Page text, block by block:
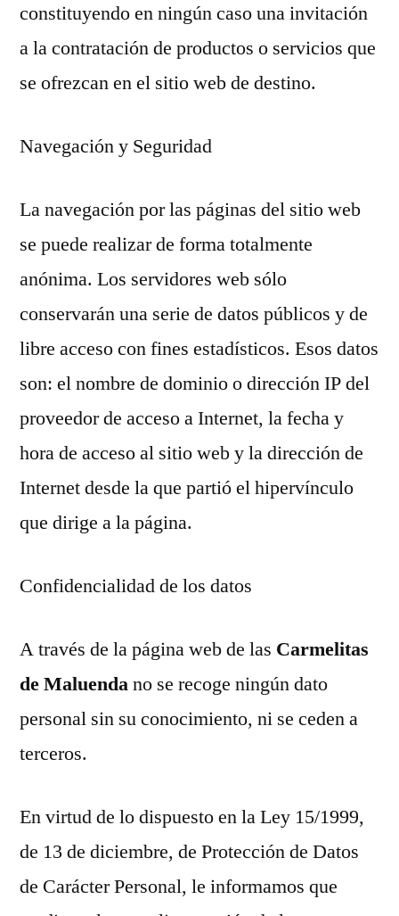
constituyendo en ningún caso una invitación
a la contratación de productos o servicios que
se ofrezcan en el sitio web de destino.
Navegación y Seguridad
La navegación por las páginas del sitio web
se puede realizar de forma totalmente
anónima. Los servidores web sólo
conservarán una serie de datos públicos y de
libre acceso con fines estadísticos. Esos datos
son: el nombre de dominio o dirección IP del
proveedor de acceso a Internet, la fecha y
hora de acceso al sitio web y la dirección de
Internet desde la que partió el hipervínculo
que dirige a la página.
Confidencialidad de los datos
A través de la página web de las Carmelitas
de Maluendano se recoge ningún dato
personal sin su conocimiento, ni se ceden a
terceros.
En virtud de lo dispuesto en la Ley 15/1999,
de 13 de diciembre, de Protección de Datos
de Carácter Personal, le informamos que